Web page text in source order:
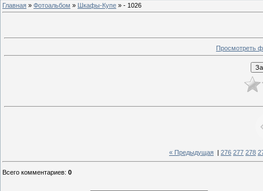
Главная » Фотоальбом » Шкафы-Купе » - 1026
Просмотреть
« Предыдущая 276 277 278
Всего комментариев: 0